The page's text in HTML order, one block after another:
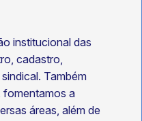
institucional das
cadastro,
Também
fomentamos a
áreas, além de